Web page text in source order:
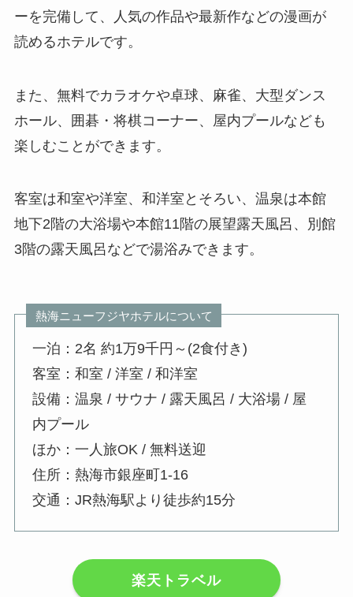
ーを完備して、人気の作品や最新作などの漫画が
読めるホテルです。
また、無料でカラオケや卓球、麻雀、大型ダンス
ホール、囲碁・将棋コーナー、屋内プールなども
楽しむことができます。
客室は和室や洋室、和洋室とそろい、温泉は本館
地下2階の大浴場や本館11階の展望露天風呂、別館
3階の露天風呂などで湯浴みできます。
熱海ニューフジヤホテルについて
一泊：2名 約1万9千円～(2食付き)
客室：和室 / 洋室 / 和洋室
設備：温泉 / サウナ / 露天風呂 / 大浴場 / 屋
内プール
ほか：一人旅OK / 無料送迎
住所：熱海市銀座町1-16
交通：JR熱海駅より徒歩約15分
楽天トラベル